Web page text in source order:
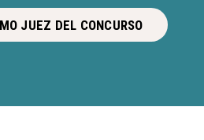
JUEZ DEL CONCURSO